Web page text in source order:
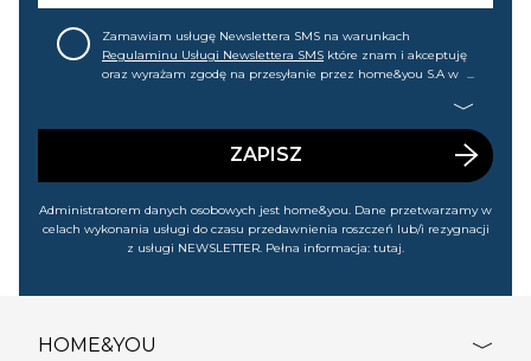
Zamawiam usługę Newslettera SMS na warunkach
Regulaminu Usługi Newslettera SMS które znam i akceptuję
oraz wyrażam zgodę na przesyłanie przez home&you S.A w
wyprzedażach). Wiem, że mogę tę zgodę w każdej chwili
ZAPISZ
Administratorem danych osobowych jest home&you. Dane przetwarzamy w
celach wykonania usługi do czasu przedawnienia roszczeń lub/i rezygnacji
z usługi NEWSLETTER. Pełna informacja: tutaj.
HOME&YOU